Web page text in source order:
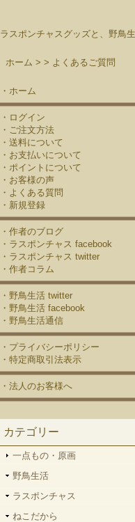
ラスポンチャスグッズと、野鳥
ホーム > > よくあるご質問
・ホーム
・ログイン
・ご注文方法
・送料について
・お支払いについて
・ポイントについて
・お客様の声
・よくある質問
・新規登録
・作者のブログ
・ラスポンチャス facebook
・ラスポンチャス twitter
・作者コラム
・野鳥生活 twitter
・野鳥生活 facebook
・野鳥生活通信
・プライバシーポリシー
・特定商取引法表示
・法人のお客様へ
カテゴリー
一点もの・原画
野鳥生活
ラスポンチャス
ねこだから